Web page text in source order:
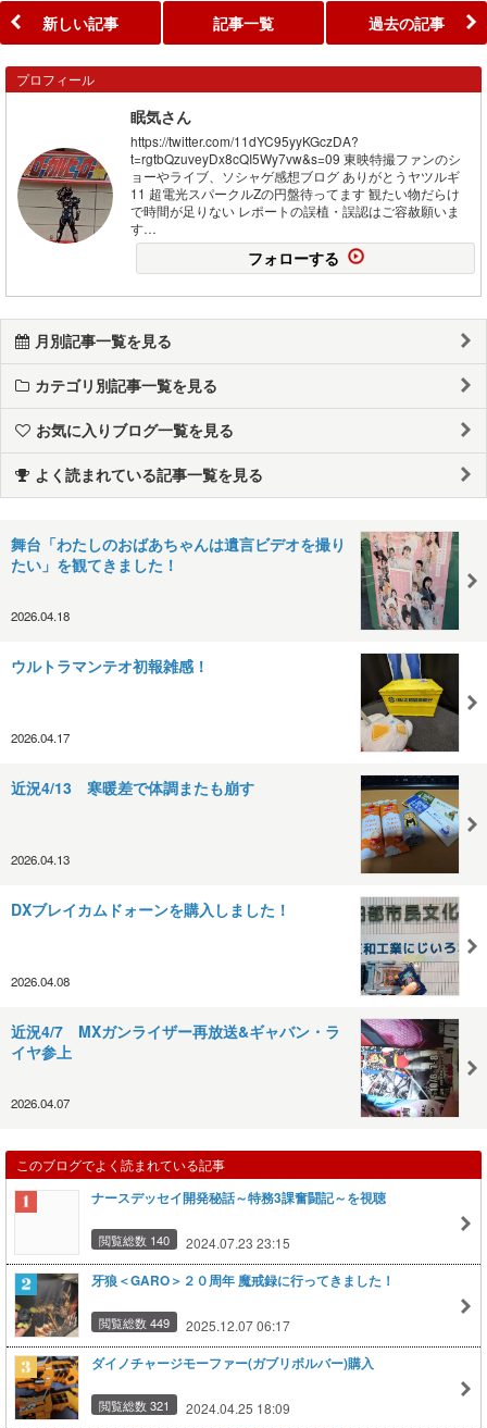
新しい記事 記事一覧 過去の記事
プロフィール
眠気さん
https://twitter.com/11dYC95yyKGczDA?
t=rgtbQzuveyDx8cQI5Wy7vw&s=09 東映特撮ファンのシ
ョーやライブ、ソシャゲ感想ブログ ありがとうヤツルギ
11 超電光スパークルZの円盤待ってます 観たい物だらけ
で時間が足りない レポートの誤植・誤認はご容赦願いま
す…
フォローする
月別記事一覧を見る
カテゴリ別記事一覧を見る
お気に入りブログ一覧を見る
よく読まれている記事一覧を見る
舞台「わたしのおばあちゃんは遺言ビデオを撮り
たい」を観てきました！
2026.04.18
ウルトラマンテオ初報雑感！
2026.04.17
近況4/13 寒暖差で体調またも崩す
2026.04.13
DXブレイカムドォーンを購入しました！
2026.04.08
近況4/7 MXガンライザー再放送&ギャバン・ラ
イヤ参上
2026.04.07
このブログでよく読まれている記事
ナースデッセイ開発秘話～特務3課奮闘記～を視聴
閲覧総数 140 2024.07.23 23:15
牙狼＜GARO＞２０周年 魔戒録に行ってきました！
閲覧総数 449 2025.12.07 06:17
ダイノチャージモーファー(ガブリボルバー)購入
閲覧総数 321 2024.04.25 18:09